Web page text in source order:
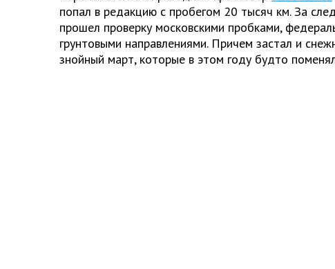
попал в редакцию с пробегом 20 тысяч км. За
прошел проверку московскими пробками,
грунтовыми направлениями. Причем застал и
знойный март, которые в этом году будто